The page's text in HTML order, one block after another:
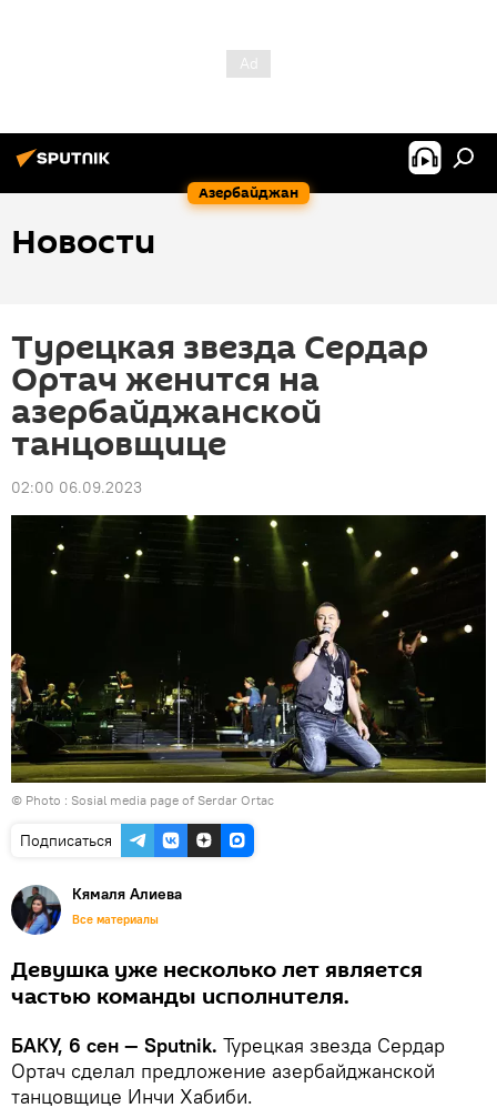
Азербайджан
Новости
Турецкая звезда Сердар
Ортач женится на
азербайджанской
танцовщице
02:00 06.09.2023
© Photo : Sosial media page of Serdar Ortac
Подписаться
Кямаля Алиева
Все материалы
Девушка уже несколько лет является
частью команды исполнителя.
БАКУ, 6 сен — Sputnik. Турецкая звезда Сердар
Ортач сделал предложение азербайджанской
танцовщице Инчи Хабиби.